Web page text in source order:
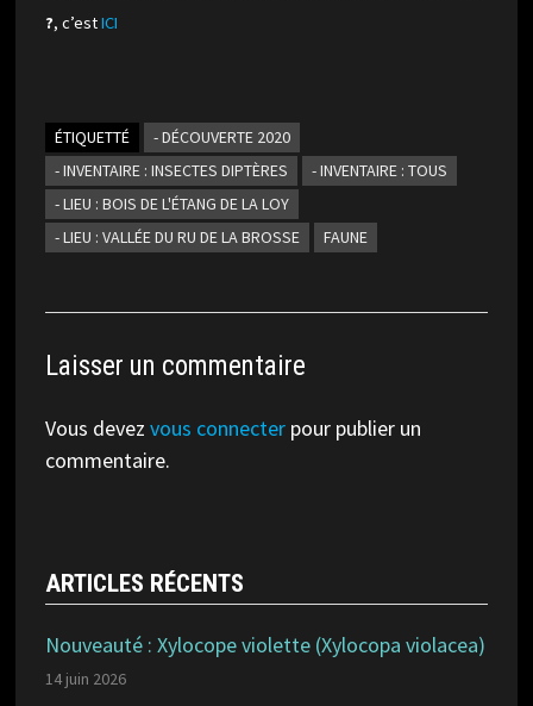
?, c’estICI
ÉTIQUETTÉ
- DÉCOUVERTE 2020
- INVENTAIRE : INSECTES DIPTÈRES
- INVENTAIRE : TOUS
- LIEU : BOIS DE L'ÉTANG DE LA LOY
- LIEU : VALLÉE DU RU DE LA BROSSE
FAUNE
Laisser un commentaire
Vous devez vous connecterpour publier un
commentaire.
ARTICLES RÉCENTS
Nouveauté : Xylocope violette (Xylocopa violacea)
14 juin 2026